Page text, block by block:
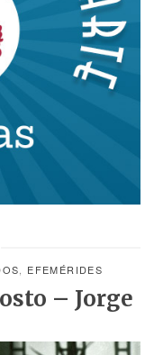
EFEMÉRIDES
– Jorge